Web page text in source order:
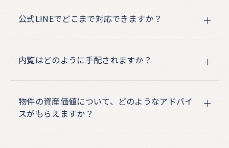
公式LINEでどこまで対応できますか？
内覧はどのように手配されますか？
物件の資産価値について、どのようなアドバイ
スがもらえますか？